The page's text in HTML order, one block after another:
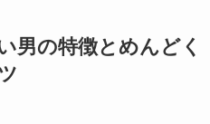
男の特徴とめんどく